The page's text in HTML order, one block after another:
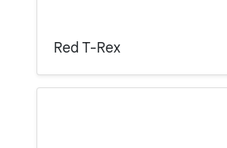
Red T-Rex